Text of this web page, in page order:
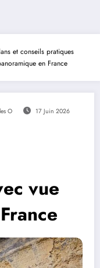
et conseils pratiques
en France
O 17 Juin 2026
vue